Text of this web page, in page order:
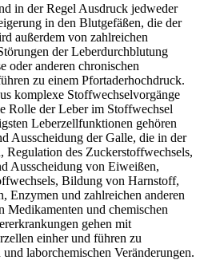
in der Regel Ausdruck jedweder
in den Blutgefäßen, die der
außerdem von zahlreichen
der Leberdurchblutung
oder anderen chronischen
zu einem Pfortaderhochdruck.
komplexe Stoffwechselvorgänge
Rolle der Leber im Stoffwechsel
Leberzellfunktionen gehören
Ausscheidung der Galle, die in der
Regulation des Zuckerstoffwechsels,
Ausscheidung von Eiweißen,
Bildung von Harnstoff,
Enzymen und zahlreichen anderen
und chemischen
gehen mit
einher und führen zu
laborchemischen Veränderungen.